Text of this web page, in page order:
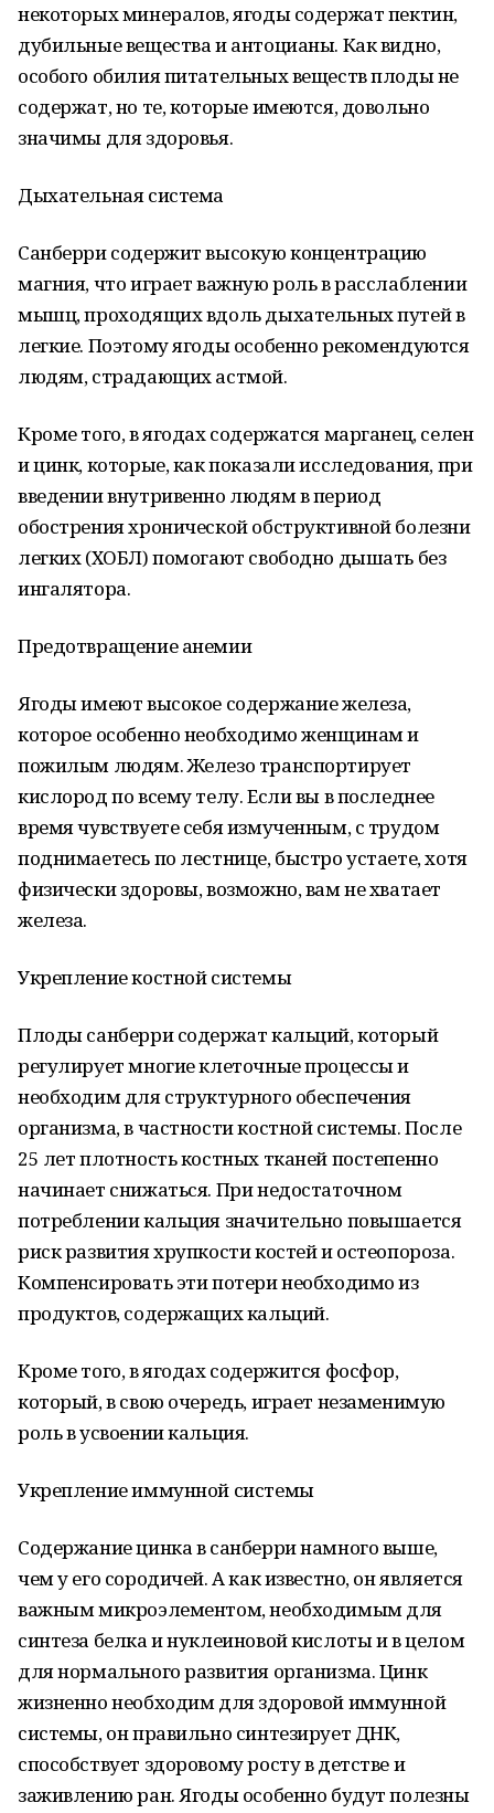
некоторых минералов, ягоды содержат пектин,
дубильные вещества и антоцианы. Как видно,
особого обилия питательных веществ плоды не
содержат, но те, которые имеются, довольно
значимы для здоровья.
Дыхательная система
Санберри содержит высокую концентрацию
магния, что играет важную роль в расслаблении
мышц, проходящих вдоль дыхательных путей в
легкие. Поэтому ягоды особенно рекомендуются
людям, страдающих астмой.
Кроме того, в ягодах содержатся марганец, селен
и цинк, которые, как показали исследования, при
введении внутривенно людям в период
обострения хронической обструктивной болезни
легких (ХОБЛ) помогают свободно дышать без
ингалятора.
Предотвращение анемии
Ягоды имеют высокое содержание железа,
которое особенно необходимо женщинам и
пожилым людям. Железо транспортирует
кислород по всему телу. Если вы в последнее
время чувствуете себя измученным, с трудом
поднимаетесь по лестнице, быстро устаете, хотя
физически здоровы, возможно, вам не хватает
железа.
Укрепление костной системы
Плоды санберри содержат кальций, который
регулирует многие клеточные процессы и
необходим для структурного обеспечения
организма, в частности костной системы. После
25 лет плотность костных тканей постепенно
начинает снижаться. При недостаточном
потреблении кальция значительно повышается
риск развития хрупкости костей и остеопороза.
Компенсировать эти потери необходимо из
продуктов, содержащих кальций.
Кроме того, в ягодах содержится фосфор,
который, в свою очередь, играет незаменимую
роль в усвоении кальция.
Укрепление иммунной системы
Содержание цинка в санберри намного выше,
чем у его сородичей. А как известно, он является
важным микроэлементом, необходимым для
синтеза белка и нуклеиновой кислоты и в целом
для нормального развития организма. Цинк
жизненно необходим для здоровой иммунной
системы, он правильно синтезирует ДНК,
способствует здоровому росту в детстве и
заживлению ран. Ягоды особенно будут полезны